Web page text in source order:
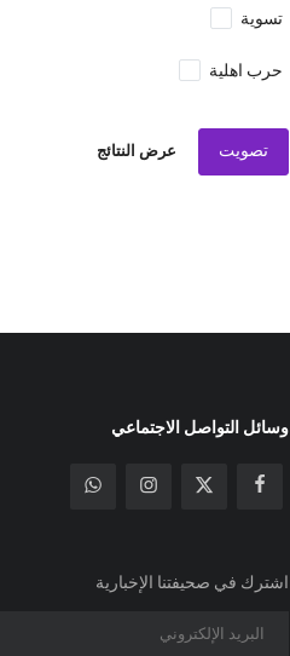
تسوية
حرب اهلية
تصويت عرض النتائج
وسائل التواصل الاجتماعي
اشترك في صحيفتنا الإخبارية